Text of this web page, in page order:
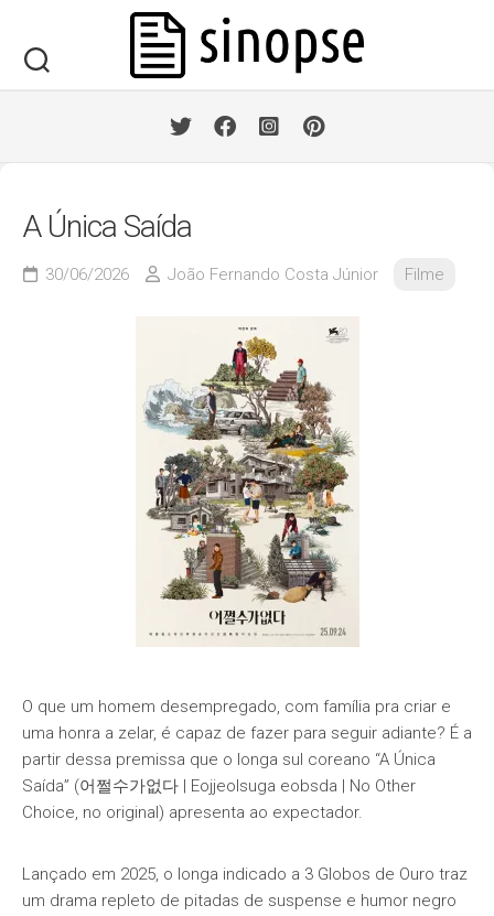
content
A Única Saída
30/06/2026 João Fernando Costa Júnior Filme
O que um homem desempregado, com família pra criar e
uma honra a zelar, é capaz de fazer para seguir adiante? É a
partir dessa premissa que o longa sul coreano “A Única
Saída” (어쩔수가없다 | Eojjeolsuga eobsda | No Other
Choice, no original) apresenta ao expectador.
Lançado em 2025, o longa indicado a 3 Globos de Ouro traz
um drama repleto de pitadas de suspense e humor negro